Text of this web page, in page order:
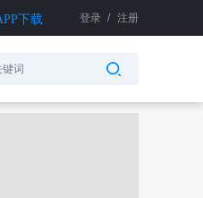
下载 登录 / 注册